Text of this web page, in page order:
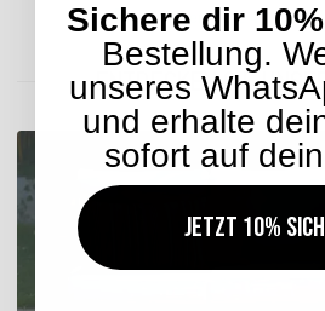
Lieferzeit: ca. 2-4 Werktage
ENTDECKEN SIE
Sichere dir 10%
Bestellung.
unseres
und erhalte
sofort auf
Jetzt 10%